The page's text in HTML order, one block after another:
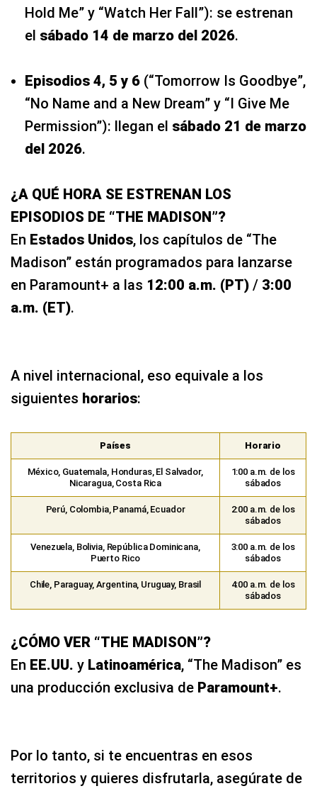
Hold Me” y “Watch Her Fall”): se estrenan
el sábado 14 de marzo del 2026.
Episodios 4, 5 y 6 (“Tomorrow Is Goodbye”,
“No Name and a New Dream” y “I Give Me
Permission”): llegan el sábado 21 de marzo
del 2026.
¿A QUÉ HORA SE ESTRENAN LOS
EPISODIOS DE “THE MADISON”?
En Estados Unidos, los capítulos de “The
Madison” están programados para lanzarse
en Paramount+ a las 12:00 a.m. (PT) / 3:00
a.m. (ET).
A nivel internacional, eso equivale a los
siguientes horarios:
Países Horario
México, Guatemala, Honduras, El Salvador,
Nicaragua, Costa Rica
1:00 a.m. de los
sábados
Perú, Colombia, Panamá, Ecuador
2:00 a.m. de los
sábados
Venezuela, Bolivia, República Dominicana,
Puerto Rico
3:00 a.m. de los
sábados
Chile, Paraguay, Argentina, Uruguay, Brasil
4:00 a.m. de los
sábados
¿CÓMO VER “THE MADISON”?
En EE.UU. y Latinoamérica, “The Madison” es
una producción exclusiva de Paramount+.
Por lo tanto, si te encuentras en esos
territorios y quieres disfrutarla, asegúrate de